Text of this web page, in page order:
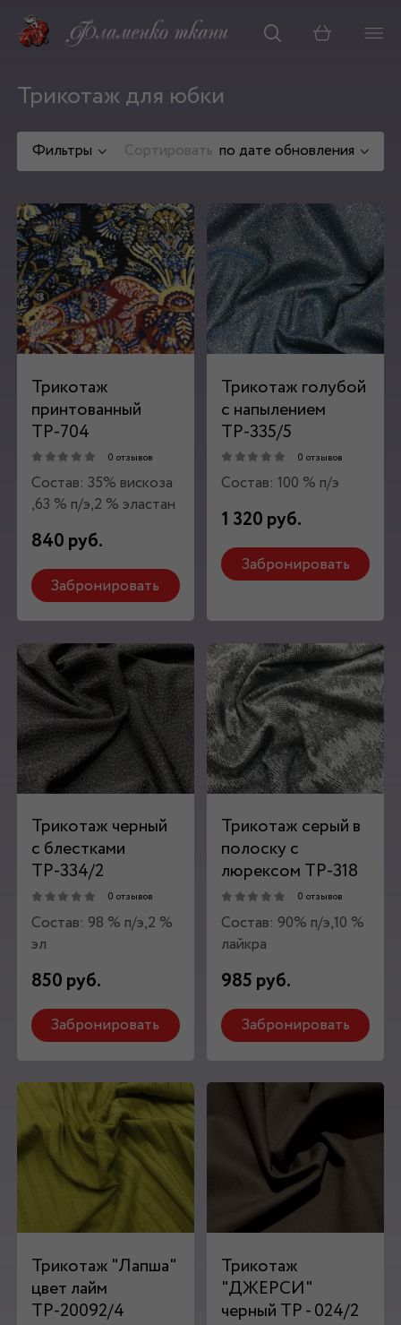
Корзина
Трикотаж для юбки
Фильтры Сортировать по дате обновления
Трикотаж
принтованный
ТР-704
0 отзывов
Состав: 35% вискоза
,63 % п/э,2 % эластан
840 руб.
Забронировать
Трикотаж голубой
c напылением
ТР-335/5
0 отзывов
Состав: 100 % п/э
1 320 руб.
Забронировать
Трикотаж черный
с блестками
ТР-334/2
0 отзывов
Состав: 98 % п/э,2 %
эл
850 руб.
Забронировать
Трикотаж серый в
полоску с
люрексом ТР-318
0 отзывов
Состав: 90% п/э,10 %
лайкра
985 руб.
Забронировать
Трикотаж "Лапша"
цвет лайм
ТР-20092/4
Трикотаж
"ДЖЕРСИ"
черный ТР - 024/2